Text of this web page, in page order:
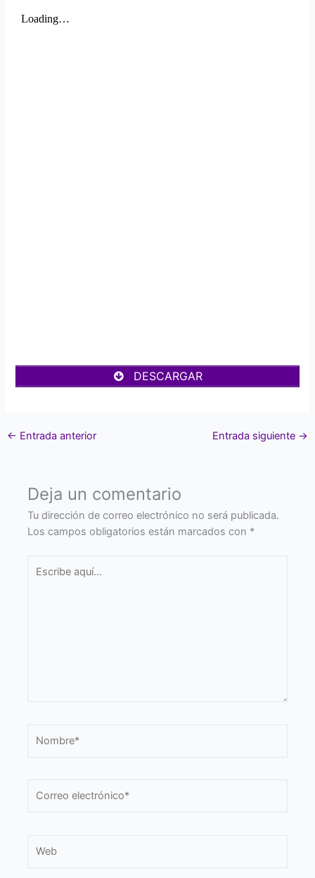
DESCARGAR
← Entrada anterior Entrada siguiente →
Deja un comentario
Tu dirección de correo electrónico no será publicada.
Los campos obligatorios están marcados con *
aquí...
electrónico*